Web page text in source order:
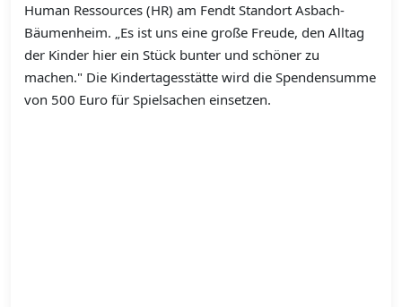
Human Ressources (HR) am Fendt Standort Asbach-
Bäumenheim. „Es ist uns eine große Freude, den Alltag
der Kinder hier ein Stück bunter und schöner zu
machen."​ Die Kindertagesstätte wird die Spendensumme
von 500 Euro für Spielsachen einsetzen.